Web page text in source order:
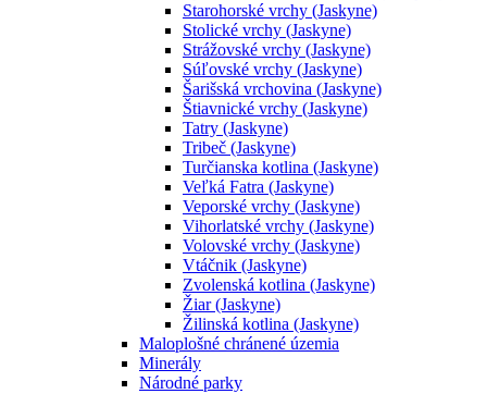
Starohorské vrchy (Jaskyne)
Stolické vrchy (Jaskyne)
Strážovské vrchy (Jaskyne)
Súľovské vrchy (Jaskyne)
Šarišská vrchovina (Jaskyne)
Štiavnické vrchy (Jaskyne)
Tatry (Jaskyne)
Tribeč (Jaskyne)
Turčianska kotlina (Jaskyne)
Veľká Fatra (Jaskyne)
Veporské vrchy (Jaskyne)
Vihorlatské vrchy (Jaskyne)
Volovské vrchy (Jaskyne)
Vtáčnik (Jaskyne)
Zvolenská kotlina (Jaskyne)
Žiar (Jaskyne)
Žilinská kotlina (Jaskyne)
Maloplošné chránené územia
Minerály
Národné parky